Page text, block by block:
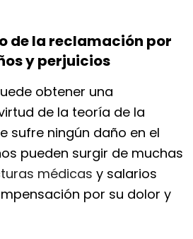
de la reclamación por
y perjuicios
obtener una
de la teoría de la
sufre ningún daño en el
pueden surgir de muchas
médicas y salarios
por su dolor y